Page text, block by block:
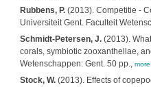
Rubbens, P.(2013). Competitie -
Universiteit Gent. Faculteit
Schmidt-Petersen, J.(2013).
corals, symbiotic zooxanthellae,
Wetenschappen: Gent. 50 pp., more
Stock, W.(2013). Effects of